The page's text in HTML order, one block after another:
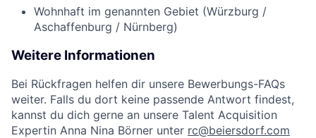
Wohnhaft im genannten Gebiet (Würzburg /
Aschaffenburg / Nürnberg)
Weitere Informationen
Bei Rückfragen helfen dir unsere Bewerbungs-FAQs
weiter. Falls du dort keine passende Antwort findest,
kannst du dich gerne an unsere Talent Acquisition
Expertin Anna Nina Börner unter rc@beiersdorf.com